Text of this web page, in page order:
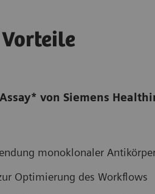
von Siemens
monoklonaler
Optimierung des Workflows